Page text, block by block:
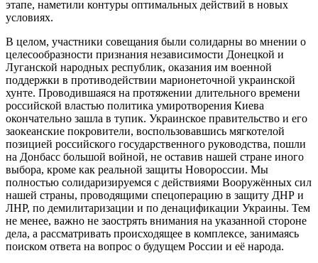
этапе, наметили контуры оптимальных действий в новых
условиях.
В целом, участники совещания были солидарны во мнении о
целесообразности признания независимости Донецкой и
Луганской народных республик, оказания им военной
поддержки в противодействии марионеточной украинской
хунте. Проводившаяся на протяжении длительного времени
российской властью политика умиротворения Киева
окончательно зашла в тупик. Украинское правительство и его
заокеанские покровители, воспользовавшись мягкотелой
позицией российского государственного руководства, пошли
на Донбасс большой войной, не оставив нашей стране иного
выбора, кроме как реальной защиты Новороссии. Мы
полностью солидаризируемся с действиями Вооружённых сил
нашей страны, проводящими спецоперацию в защиту ДНР и
ЛНР, по демилитаризации и по денацификации Украины. Тем
не менее, важно не заострять внимания на указанной стороне
дела, а рассматривать происходящее в комплексе, занимаясь
поиском ответа на вопрос о будущем России и её народа.